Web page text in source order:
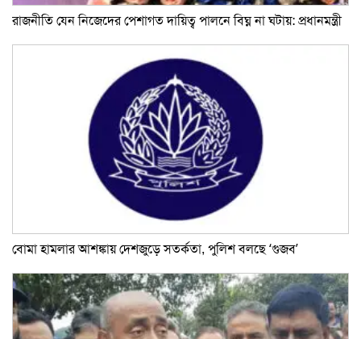
রাজনীতি যেন নিজেদের পেশাগত দায়িত্ব পালনে বিঘ্ন না ঘটায়: প্রধানমন্ত্রী
বোমা হামলার আশঙ্কায় দেশজুড়ে সতর্কতা, পুলিশ বলছে ‘গুজব’